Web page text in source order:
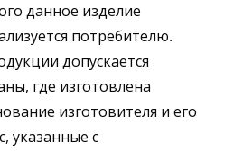
данное изделие
потребителю.
допускается
где изготовлена
изготовителя и его
указанные с